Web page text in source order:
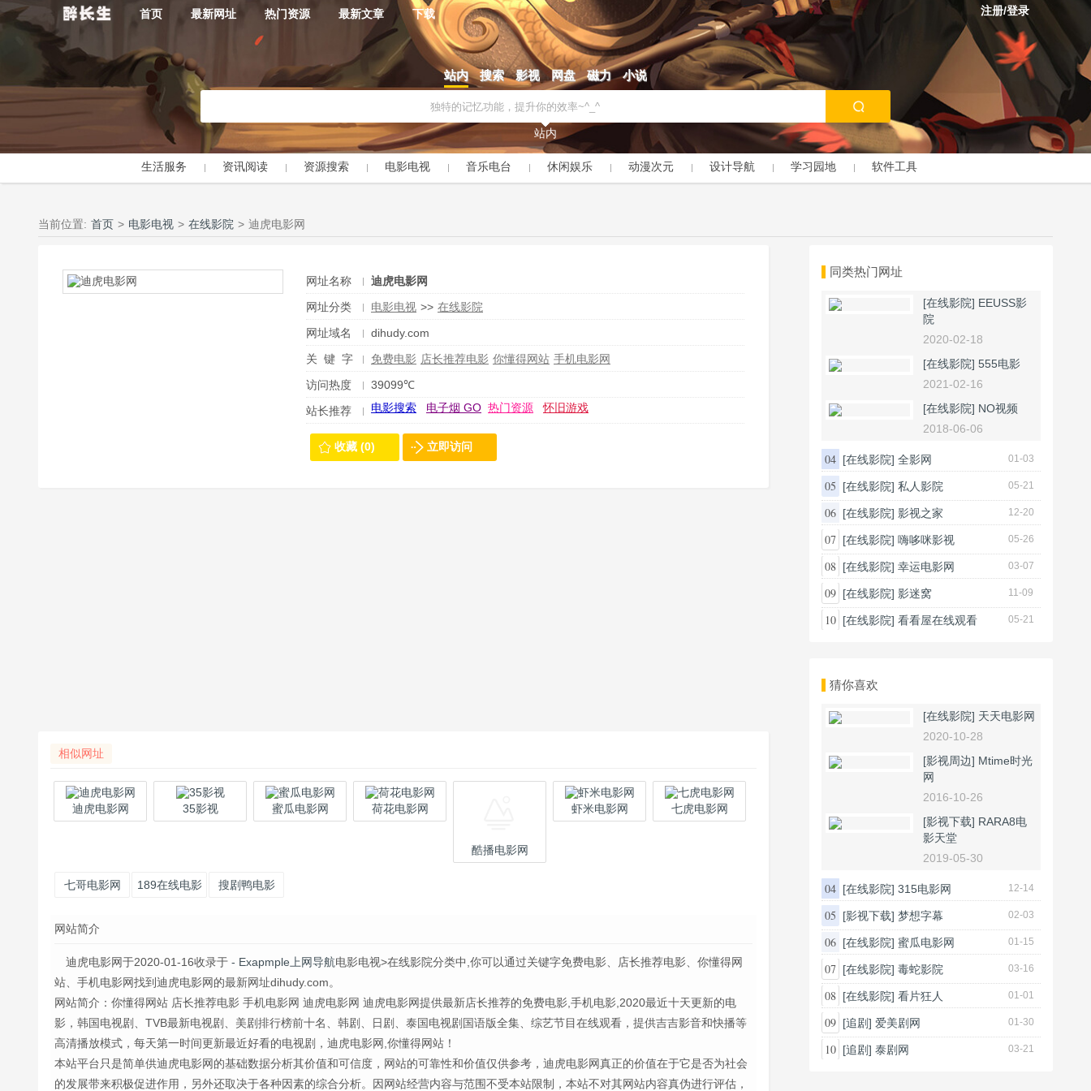
首页 最新网址 热门资源 最新文章 下载 注册/登录
站内 搜索 影视 网盘 磁力 小说
站内
生活服务 资讯阅读 资源搜索 电影电视 音乐电台 休闲娱乐 动漫次元 设计导航 学习园地 软件工具
当前位置: 首页 > 电影电视 > 在线影院 > 迪虎电影网
网址名称
迪虎电影网
网址分类
电影电视 >> 在线影院
网址域名
dihudy.com
关 键 字
免费电影 店长推荐电影 你懂得网站 手机电影网
访问热度
39099℃
站长推荐
电影搜索 电子烟 GO 热门资源 怀旧游戏
收藏 (0) 立即访问
相似网址
迪虎电影网 35影视 蜜瓜电影网 荷花电影网
酷播电影网
虾米电影网 七虎电影网
七哥电影网
189在线电影
搜剧鸭电影
网站简介
迪虎电影网于2020-01-16收录于 - Exapmple上网导航电影电视>在线影院分类中,你可以通过关键字免费电影、店长推荐电影、你懂得网
站、手机电影网找到迪虎电影网的最新网址dihudy.com。
网站简介：你懂得网站 店长推荐电影 手机电影网 迪虎电影网 迪虎电影网提供最新店长推荐的免费电影,手机电影,2020最近十天更新的电
影，韩国电视剧、TVB最新电视剧、美剧排行榜前十名、韩剧、日剧、泰国电视剧国语版全集、综艺节目在线观看，提供吉吉影音和快播等
高清播放模式，每天第一时间更新最近好看的电视剧，迪虎电影网,你懂得网站！
本站平台只是简单供迪虎电影网的基础数据分析其价值和可信度，网站的可靠性和价值仅供参考，迪虎电影网真正的价值在于它是否为社会
的发展带来积极促进作用，另外还取决于各种因素的综合分析。因网站经营内容与范围不受本站限制，本站不对其网站内容真伪进行评估，
同类热门网址
[在线影院] EEUSS影
院
2020-02-18
[在线影院] 555电影
2021-02-16
[在线影院] NO视频
2018-06-06
04 [在线影院] 全影网 01-03
05 [在线影院] 私人影院 05-21
06 [在线影院] 影视之家 12-20
07 [在线影院] 嗨哆咪影视 05-26
08 [在线影院] 幸运电影网 03-07
09 [在线影院] 影迷窝 11-09
10 [在线影院] 看看屋在线观看 05-21
猜你喜欢
[在线影院] 天天电影网
2020-10-28
[影视周边] Mtime时光
网
2016-10-26
[影视下载] RARA8电
影天堂
2019-05-30
04 [在线影院] 315电影网 12-14
05 [影视下载] 梦想字幕 02-03
06 [在线影院] 蜜瓜电影网 01-15
07 [在线影院] 毒蛇影院 03-16
08 [在线影院] 看片狂人 01-01
09 [追剧] 爱美剧网 01-30
10 [追剧] 泰剧网 03-21